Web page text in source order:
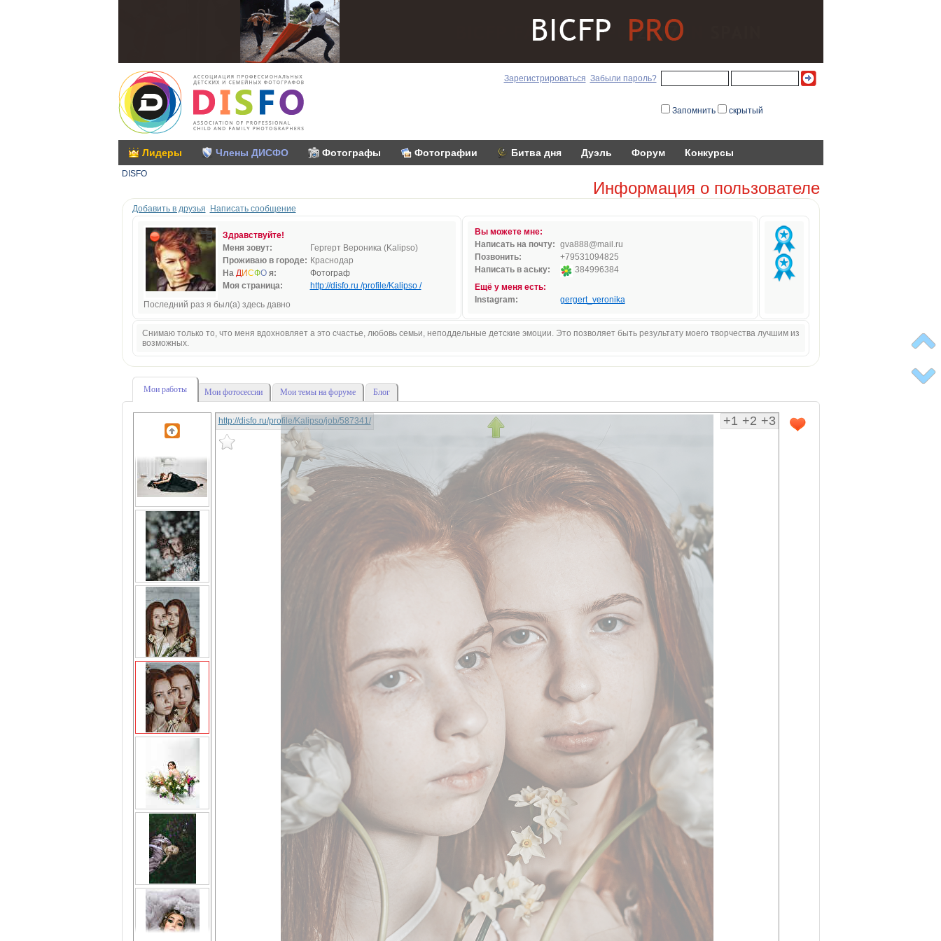
Зарегистрироваться Забыли пароль?
Запомнить скрытый
Лидеры Члены ДИСФО Фотографы Фотографии Битва дня Дуэль Форум Конкурсы
DISFO
Информация о пользователе
Добавить в друзья Написать сообщение
Здравствуйте!
Меня зовут:
Гергерт Вероника (Kalipso)
Проживаю в городе: Краснодар
На ДИСФОя:
Фотограф
Моя страница:
http://disfo.ru /profile/Kalipso /
Последний раз я был(а) здесь давно
Вы можете мне:
Написать на почту: gva888@mai l.ru
Позвонить:
+79531094825
Написать в аську:
384996384
Ещё у меня есть:
Instagram:
gergert_veronika
Снимаю только то, что меня вдохновляет а это счастье, любовь семьи, неподдельные детские эмоции. Это позволяет быть результату моего творчества лучшим из
возможных.
Мои работы Мои фотосессии Мои темы на форуме Блог
+1 +2 +3
http://disfo.ru/profile/Kalipso/job/587341/